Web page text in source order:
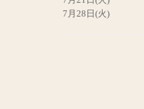
7月28日(火)